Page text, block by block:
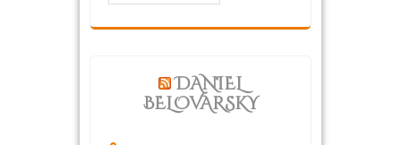
DANIEL
BELOVARSKY